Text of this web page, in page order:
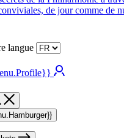
de jour comme de
langue